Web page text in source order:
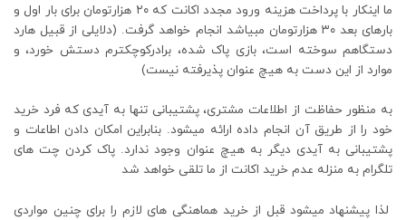
ما اینکار با پرداخت هزینه ورود مجدد اکانت که ۲۰ هزارتومان برای بار اول و
بارهای بعد ۳۰ هزارتومان مبیاشد انجام خواهد گرفت. (دلایلی از قبیل هارد
دستگاهم سوخته است، بازی پاک شده، برادرکوچکترم دستش خورد، و
موارد از این دست به هیچ عنوان پذیرفته نیست)
به منظور حفاظت از اطلاعات مشتری، پشتیبانی تنها به آیدی که فرد خرید
خود را از طریق آن انجام داده ارائه میشود. بنابراین امکان دادن اطاعات و
پشتیبانی به آیدی دیگر به هیچ عنوان وجود ندارد. پاک کردن چت های
تلگرام به منزله عدم خرید اکانت از ما تلقی خواهد شد
لذا پیشنهاد میشود قبل از خرید هماهنگی های لازم را برای چنین مواردی